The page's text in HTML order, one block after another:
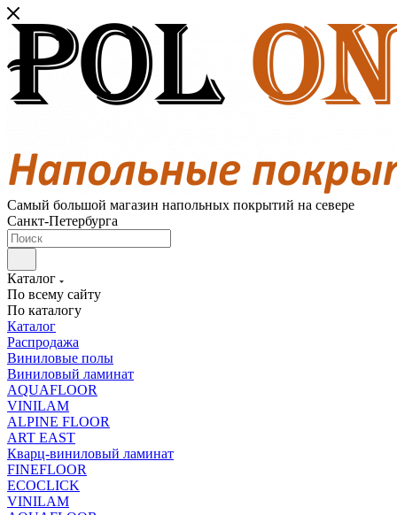
Самый большой магазин напольных покрытий на севере
Санкт-Петербурга
Каталог
По всему сайту
По каталогу
Каталог
Распродажа
Виниловые полы
Виниловый ламинат
AQUAFLOOR
VINILAM
ALPINE FLOOR
ART EAST
Кварц-виниловый ламинат
FINEFLOOR
ECOCLICK
VINILAM